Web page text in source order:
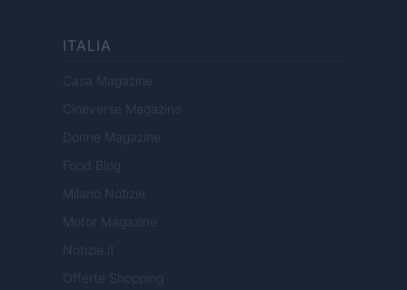
ITALIA
Casa Magazine
Cineverse Magazine
Donne Magazine
Food Blog
Milano Notizie
Motor Magazine
Notizie.it
Offerte Shopping